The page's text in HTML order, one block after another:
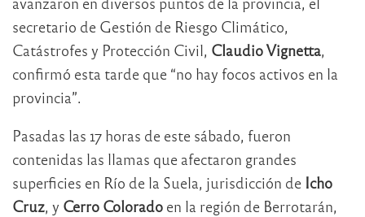
secretario de Gestión de Riesgo Climático,
Catástrofes y Protección Civil, Claudio Vignetta,
confirmó esta tarde que “no hay focos activos en la
provincia”.
Pasadas las 17 horas de este sábado, fueron
contenidas las llamas que afectaron grandes
superficies en Río de la Suela, jurisdicción de Icho
Cruz, y Cerro Colorado en la región de Berrotarán,